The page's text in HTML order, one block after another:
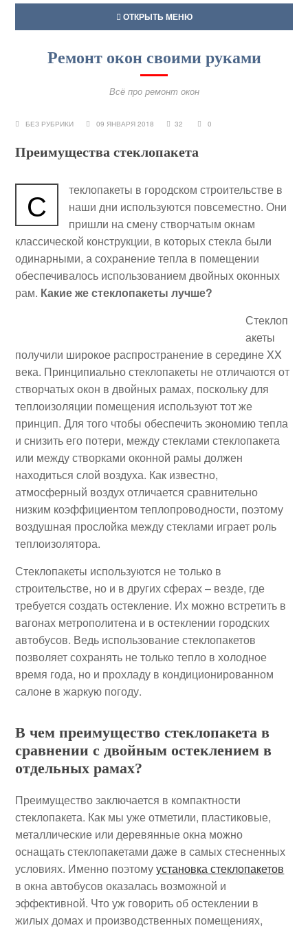
ОТКРЫТЬ МЕНЮ
Ремонт окон своими руками
Всё про ремонт окон
БЕЗ РУБРИКИ 09 ЯНВАРЯ 2018 32 0
Преимущества стеклопакета
С
теклопакеты в городском строительстве в
наши дни используются повсеместно. Они
пришли на смену створчатым окнам
классической конструкции, в которых стекла были
одинарными, а сохранение тепла в помещении
обеспечивалось использованием двойных оконных
рам. Какие же стеклопакеты лучше?
Стеклоп
акеты
получили широкое распространение в середине XX
века. Принципиально стеклопакеты не отличаются от
створчатых окон в двойных рамах, поскольку для
теплоизоляции помещения используют тот же
принцип. Для того чтобы обеспечить экономию тепла
и снизить его потери, между стеклами стеклопакета
или между створками оконной рамы должен
находиться слой воздуха. Как известно,
атмосферный воздух отличается сравнительно
низким коэффициентом теплопроводности, поэтому
воздушная прослойка между стеклами играет роль
теплоизолятора.
Стеклопакеты используются не только в
строительстве, но и в других сферах – везде, где
требуется создать остекление. Их можно встретить в
вагонах метрополитена и в остеклении городских
автобусов. Ведь использование стеклопакетов
позволяет сохранять не только тепло в холодное
время года, но и прохладу в кондиционированном
салоне в жаркую погоду.
В чем преимущество стеклопакета в
сравнении с двойным остеклением в
отдельных рамах?
Преимущество заключается в компактности
стеклопакета. Как мы уже отметили, пластиковые,
металлические или деревянные окна можно
оснащать стеклопакетами даже в самых стесненных
условиях. Именно поэтомуустановка стеклопакетов
в окна автобусов оказалась возможной и
эффективной. Что уж говорить об остеклении в
жилых домах и производственных помещениях,